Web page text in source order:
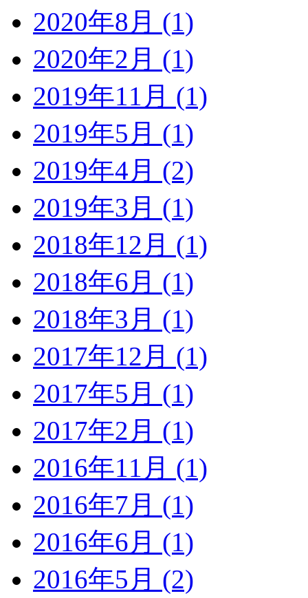
2020年8月 (1)
2020年2月 (1)
2019年11月 (1)
2019年5月 (1)
2019年4月 (2)
2019年3月 (1)
2018年12月 (1)
2018年6月 (1)
2018年3月 (1)
2017年12月 (1)
2017年5月 (1)
2017年2月 (1)
2016年11月 (1)
2016年7月 (1)
2016年6月 (1)
2016年5月 (2)